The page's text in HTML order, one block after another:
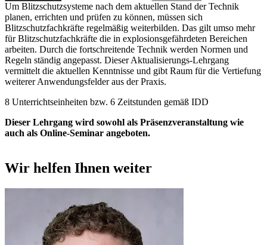
Um Blitzschutzsysteme nach dem aktuellen Stand der Technik
planen, errichten und prüfen zu können, müssen sich
Blitzschutzfachkräfte regelmäßig weiterbilden. Das gilt umso mehr
für Blitzschutzfachkräfte die in explosionsgefährdeten Bereichen
arbeiten. Durch die fortschreitende Technik werden Normen und
Regeln ständig angepasst. Dieser Aktualisierungs-Lehrgang
vermittelt die aktuellen Kenntnisse und gibt Raum für die Vertiefung
weiterer Anwendungsfelder aus der Praxis.
8 Unterrichtseinheiten bzw. 6 Zeitstunden gemäß IDD
Dieser Lehrgang wird sowohl als Präsenzveranstaltung wie
auch als Online-Seminar angeboten.
Wir helfen Ihnen weiter